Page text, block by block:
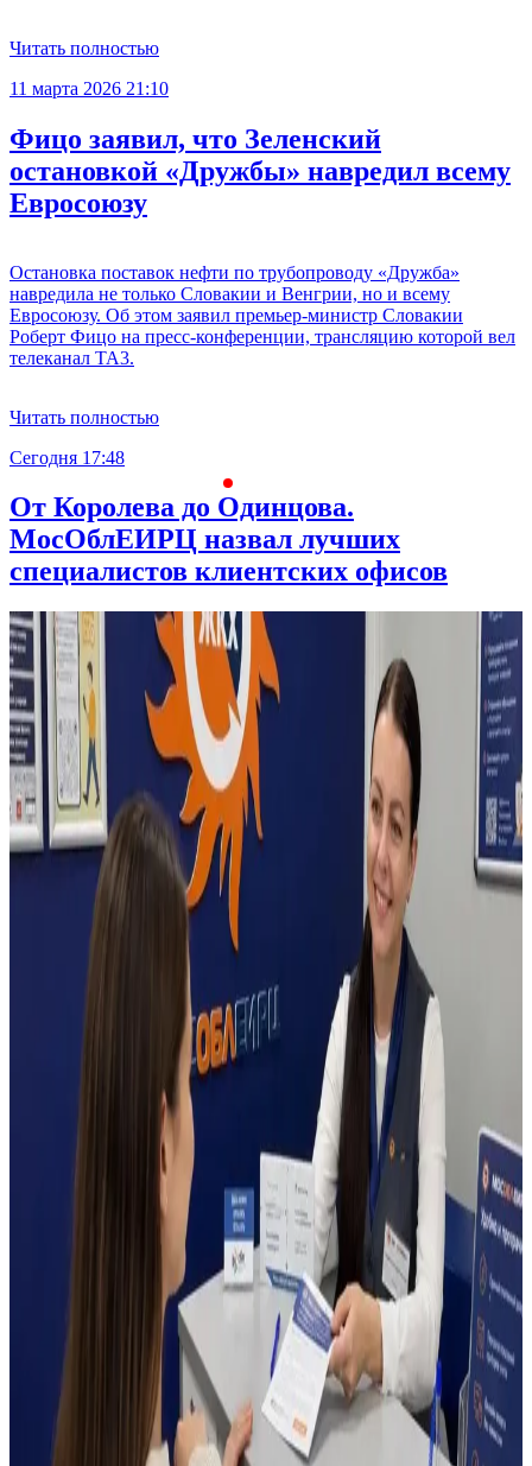
Читать полностью
11 марта 2026 21:10
Фицо заявил, что Зеленский
остановкой «Дружбы» навредил всему
Евросоюзу
Остановка поставок нефти по трубопроводу «Дружба»
навредила не только Словакии и Венгрии, но и всему
Евросоюзу. Об этом заявил премьер-министр Словакии
Роберт Фицо на пресс-конференции, трансляцию которой вел
телеканал TA3.
Читать полностью
Сегодня 17:48
От Королева до Одинцова.
МосОблЕИРЦ назвал лучших
специалистов клиентских офисов